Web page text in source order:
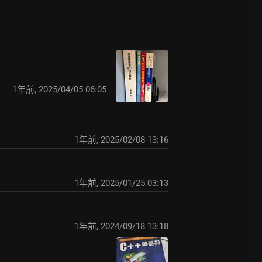
1年前, 2025/04/05 06:05
1年前, 2025/02/08 13:16
1年前, 2025/01/25 03:13
1年前, 2024/09/18 13:18